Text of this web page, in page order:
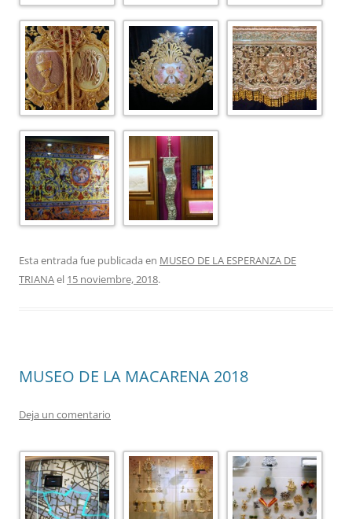
Esta entrada fue publicada en MUSEO DE LA ESPERANZA DE
TRIANAel 15 noviembre, 2018.
MUSEO DE LA MACARENA 2018
Deja un comentario